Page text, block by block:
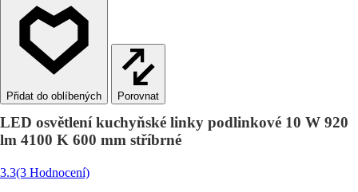
Porovnat
LED osvětlení kuchyňské linky podlinkové 10 W 920
lm 4100 K 600 mm stříbrné
3.3(3 Hodnocení)